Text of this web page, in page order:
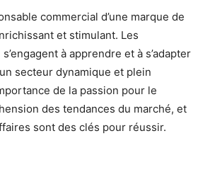
commercial d’une marque de
et stimulant. Les
à apprendre et à s’adapter
secteur dynamique et plein
de la passion pour le
des tendances du marché, et
sont des clés pour réussir.